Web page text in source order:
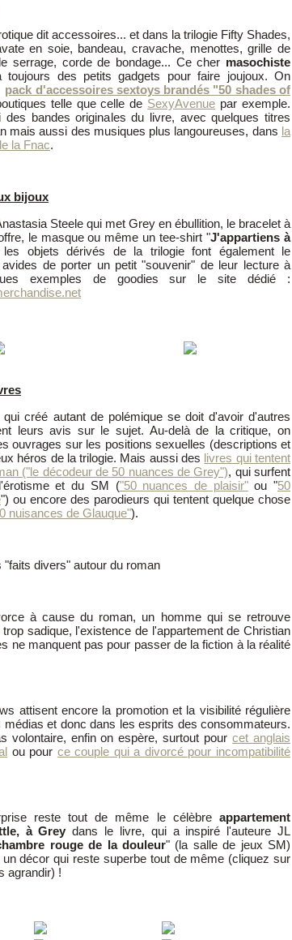
dit accessoires... et dans la trilogie Fifty Shades,
en soie, bandeau, cravache, menottes, grille de
serrage, corde de bondage... Ce cher masochiste
toujours des petits gadgets pour faire joujoux. On
pack d'accessoires sextoys brandés "50 shades of
telle que celle de SexyAvenue par exemple.
des bandes originales du livre, avec quelques titres
mais aussi des musiques plus langoureuses, dans la
la Fnac.
bijoux
Steele qui met Grey en ébullition, le bracelet à
le masque ou même un tee-shirt "J'appartiens à
objets dérivés de la trilogie font également le
de porter un petit "souvenir" de leur lecture à
exemples de goodies sur le site dédié :
créé autant de polémique se doit d'avoir d'autres
leurs avis sur le sujet. Au-delà de la critique, on
ouvrages sur les positions sexuelles (descriptions et
héros de la trilogie. Mais aussi des livres qui tentent
("le décodeur de 50 nuances de Grey"), qui surfent
et du SM ("50 nuances de plaisir"ou "50
") ou encore des parodieurs qui tentent quelque chose
nuisances de Glauque").
"faits divers" autour du roman
à cause du roman, un homme qui se retrouve
sadique, l'existence de l'appartement de Christian
ne manquent pas pour passer de la fiction à la réalité
attisent encore la promotion et la visibilité régulière
médias et donc dans les esprits des consommateurs.
volontaire, enfin on espère, surtout pourcet anglais
ou pour ce couple qui a divorcé pour incompatibilité
reste tout de même le célèbre appartement
à Grey dans le livre, qui a inspiré l'auteure JL
rouge de la douleur" (la salle de jeux SM)
décor qui reste superbe tout de même (cliquez sur
agrandir) !